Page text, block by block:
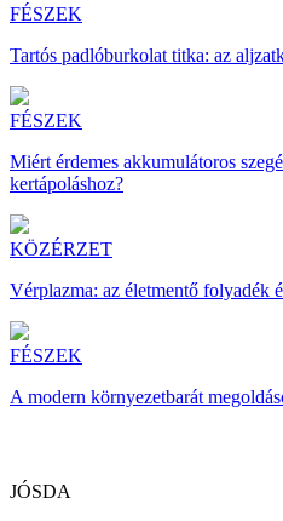
FÉSZEK
Tartós padlóburkolat titka: az
FÉSZEK
Miért érdemes akkumulátoros
kertápoláshoz?
KÖZÉRZET
Vérplazma: az életmentő folyadék
FÉSZEK
A modern környezetbarát
JÓSDA